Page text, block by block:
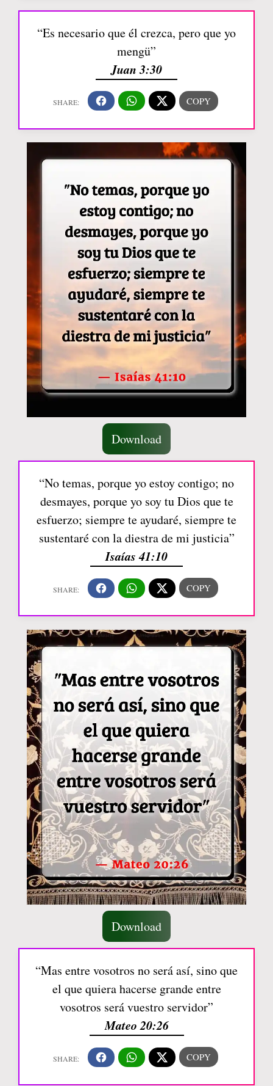
“Es necesario que él crezca, pero que yo
mengü”
Juan 3:30
Download
“No temas, porque yo estoy contigo; no
desmayes, porque yo soy tu Dios que te
esfuerzo; siempre te ayudaré, siempre te
sustentaré con la diestra de mi justicia”
Isaías 41:10
Download
“Mas entre vosotros no será así, sino que
el que quiera hacerse grande entre
vosotros será vuestro servidor”
Mateo 20:26